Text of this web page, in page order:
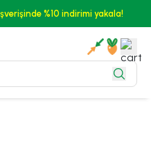
%10 indirimi yakala!